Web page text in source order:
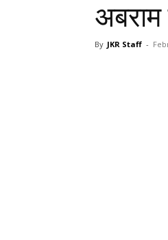
By JKR Staff -